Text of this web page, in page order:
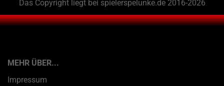
Das Copyright liegt bei spielerspelunke.de 2016-2026
MEHR ÜBER...
Impressum